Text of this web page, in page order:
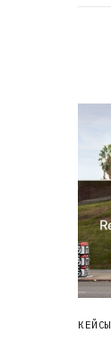
КЕЙСЫ